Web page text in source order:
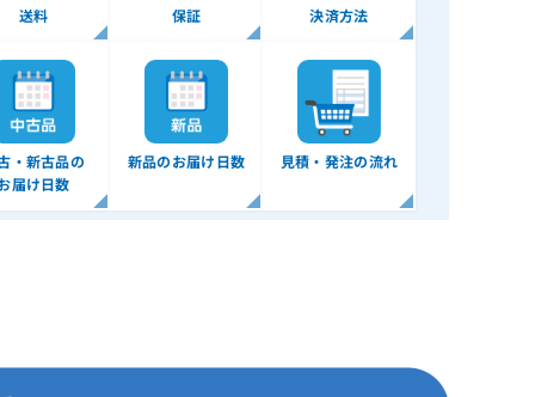
送料 保証 決済方法
・新古品の
届け日数
新品のお届け日数 見積・発注の流れ